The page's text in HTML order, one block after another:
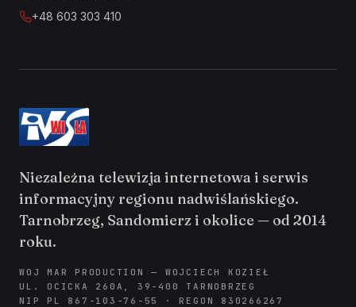
+48 603 303 410
Niezależna telewizja internetowa i serwis
informacyjny regionu nadwiślańskiego.
Tarnobrzeg, Sandomierz i okolice — od 2014
roku.
WOJ MAR PRODUCTION — WOJCIECH KOZIEŁ
UL. OCICKA 260A, 39-400 TARNOBRZEG
NIP PL 867-103-76-55 · REGON 830266267